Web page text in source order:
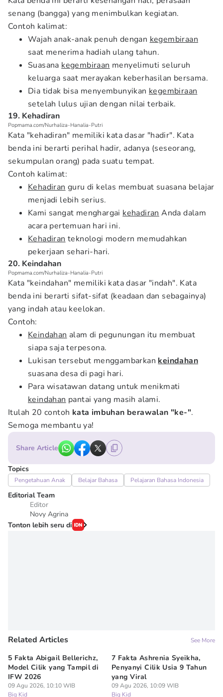
senang (bangga) yang menimbulkan kegiatan.
Contoh kalimat:
Wajah anak-anak penuh dengan kegembiraan
saat menerima hadiah ulang tahun.
Suasana kegembiraan menyelimuti seluruh
keluarga saat merayakan keberhasilan bersama.
Dia tidak bisa menyembunyikan kegembiraan
setelah lulus ujian dengan nilai terbaik.
19. Kehadiran
Popmama.com/Nurhaliza-Hanalia-Putri
Kata "kehadiran" memiliki kata dasar "hadir". Kata
benda ini berarti perihal hadir, adanya (seseorang,
sekumpulan orang) pada suatu tempat.
Contoh kalimat:
Kehadiran guru di kelas membuat suasana belajar
menjadi lebih serius.
Kami sangat menghargai kehadiran Anda dalam
acara pertemuan hari ini.
Kehadiran teknologi modern memudahkan
pekerjaan sehari-hari.
20. Keindahan
Popmama.com/Nurhaliza-Hanalia-Putri
Kata "keindahan" memiliki kata dasar "indah". Kata
benda ini berarti sifat-sifat (keadaan dan sebagainya)
yang indah atau keelokan.
Contoh:
Keindahan alam di pegunungan itu membuat
siapa saja terpesona.
Lukisan tersebut menggambarkan keindahan
suasana desa di pagi hari.
Para wisatawan datang untuk menikmati
keindahan pantai yang masih alami.
Itulah 20 contoh kata imbuhan berawalan "ke-".
Semoga membantu ya!
Share Article
Topics
Pengetahuan Anak Belajar Bahasa Pelajaran Bahasa Indonesia
Editorial Team
Editor
Novy Agrina
Tonton lebih seru di
Related Articles See More
5 Fakta Abigail Bellerichz,
Model Cilik yang Tampil di
IFW 2026
09 Agu 2026, 10:10 WIB
Big Kid
7 Fakta Ashrenia Syeikha,
Penyanyi Cilik Usia 9 Tahun
yang Viral
09 Agu 2026, 10:09 WIB
Big Kid